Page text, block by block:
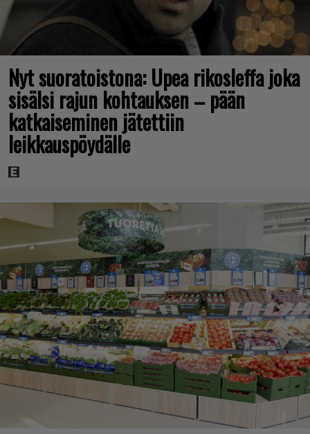
Nyt suoratoistona: Upea rikosleffa joka
sisälsi rajun kohtauksen – pään
katkaiseminen jätettiin
leikkauspöydälle